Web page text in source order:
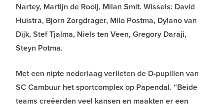
Nartey, Martijn de Rooij, Milan Smit. Wissels: David
Huistra, Bjorn Zorgdrager, Milo Postma, Dylano van
Dijk, Stef Tjalma, Niels ten Veen, Gregory Daraji,
Steyn Potma.
Met een nipte nederlaag verlieten de D-pupillen van
SC Cambuur het sportcomplex op Papendal. “Beide
teams creëerden veel kansen en maakten er een